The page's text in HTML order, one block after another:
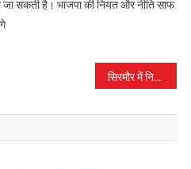
जा सकती है। भाजपा की नियत और नीति साफ
सिरमौर में निर्बाध विद्युत आपूर्ति के सुदृढीकरण पर व्यय होंगे 82 करोड़ रुपए – ऊर्जा मंत्री